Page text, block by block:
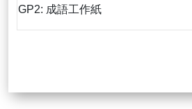
GP2: 成語工作紙